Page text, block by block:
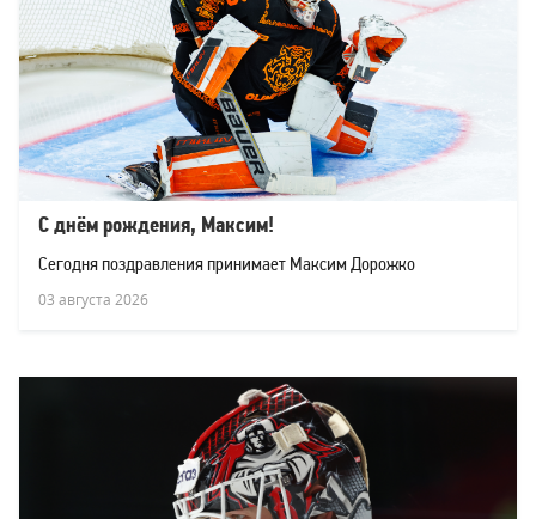
С днём рождения, Максим!
Сегодня поздравления принимает Максим Дорожко
03 августа 2026